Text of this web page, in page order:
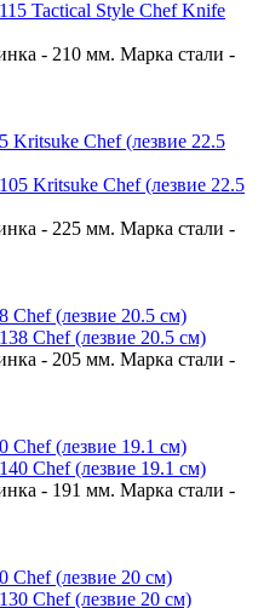
- 210 мм. Марка стали -
Chef (лезвие 22.5
- 225 мм. Марка стали -
(лезвие 20.5 см)
- 205 мм. Марка стали -
(лезвие 19.1 см)
- 191 мм. Марка стали -
(лезвие 20 см)